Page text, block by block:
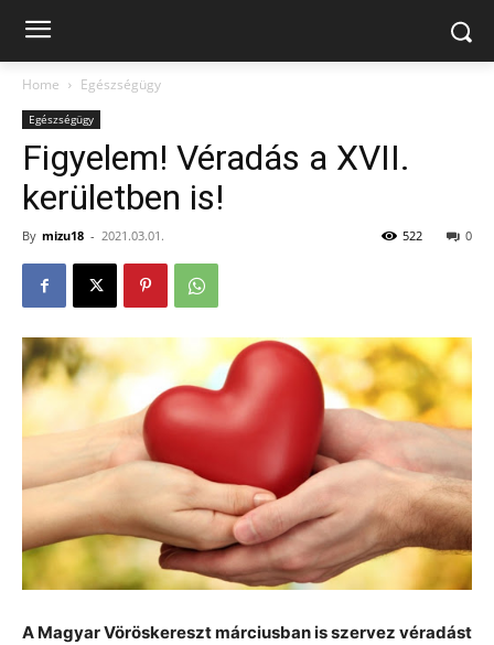
Home Egészségügy
Egészségügy
Figyelem! Véradás a XVII.
kerületben is!
By mizu18 - 2021.03.01. 0
522
A Magyar Vöröskereszt márciusban is szervez véradást